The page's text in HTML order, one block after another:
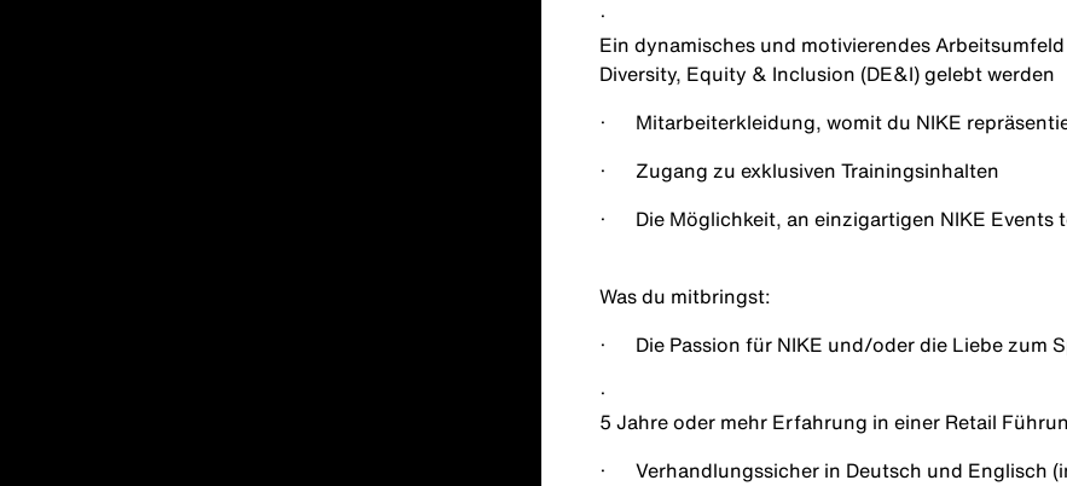
·
Ein dynamisches und motivierendes
Diversity, Equity & Inclusion (DE&I) gelebt werden​
·
Mitarbeiterkleidung, womit du NIKE
·
Zugang zu exklusiven Trainingsinhalten
·
Die Möglichkeit, an einzigartigen NIKE Events
Was du mitbringst:
·
Die Passion für NIKE und/oder die Liebe zum
·
5 Jahre oder mehr Erfahrung in einer Retail
·
Verhandlungssicher in Deutsch und Englisch